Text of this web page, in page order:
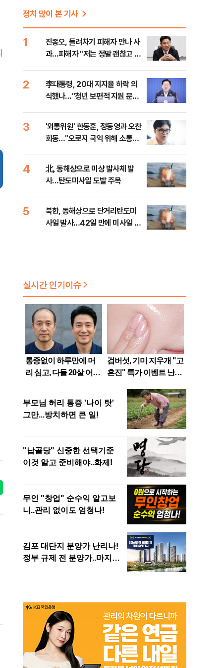
정치 많이 본 기사
1
진종오, 돌려차기 피해자 만나 사
과…피해자 "저는 정말 괜찮고 징
2
李대통령, 20대 지지율 하락 의
식했나…"청년 보편적 지원 문턱
3
'외통위원' 한동훈, 정동영과 오찬
회동…"오로지 국익 위해 소통할
4
北, 동해상으로 미상 발사체 발
사…탄도미사일 도발 주목
5
북한, 동해상으로 단거리탄도미
사일 발사…42일 만에 미사일 도